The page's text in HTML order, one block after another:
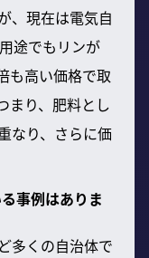
、現在は電気自
途でもリンが
も高い価格で取
まり、肥料とし
なり、さらに価
事例はありま
多くの自治体で